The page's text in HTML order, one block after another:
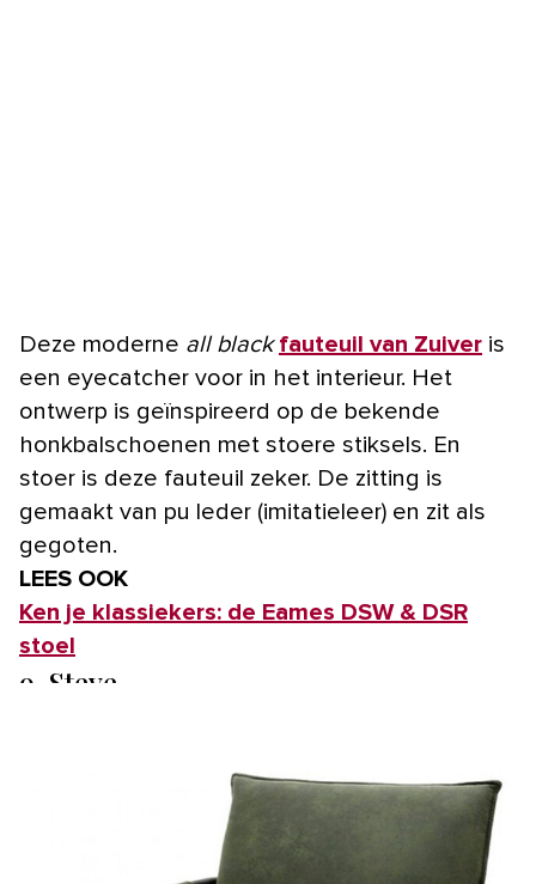
Deze moderne all black fauteuil van Zuiver is
een eyecatcher voor in het interieur. Het
ontwerp is geïnspireerd op de bekende
honkbalschoenen met stoere stiksels. En
stoer is deze fauteuil zeker. De zitting is
gemaakt van pu leder (imitatieleer) en zit als
gegoten.
LEES OOK
Ken je klassiekers: de Eames DSW & DSR
stoel
9. Steve